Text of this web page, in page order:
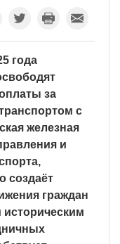
года
за
с
железная
и
создаёт
граждан